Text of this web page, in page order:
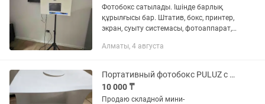
Фотобокс сатылады. Ішінде барлық
құрылғысы бар. Штатив, бокс, принтер,
экран, суыту системасы, фотоаппарат,
қосу керек. Сурет бөлек емес бірден
Алматы, 4 августа
Портативный фотобокс PULUZ с кольцевой LED-подсветкой (3 режима)
10 000 ₸
Продаю складной мини-